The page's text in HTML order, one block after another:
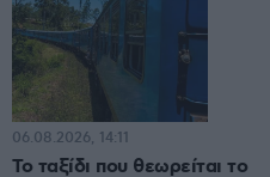
Το ταξίδι που θεωρείται το
06.08.2026, 14:11